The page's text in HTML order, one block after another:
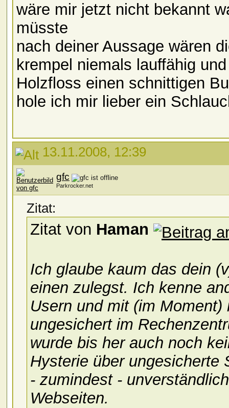
wäre mir jetzt nicht bekannt
müsste
nach deiner Aussage wären
krempel niemals lauffähig
Holzfloss einen schnittigen
hole ich mir lieber ein
13.11.2008, 12:39
gfc
Parkrocker.net
Zitat:
Zitat von Haman
Ich glaube kaum das dein
einen zulegst. Ich kenne
Usern und mit (im
ungesichert im
wurde bis her auch noch
Hysterie über ungesicherte
- zumindest -
Webseiten.